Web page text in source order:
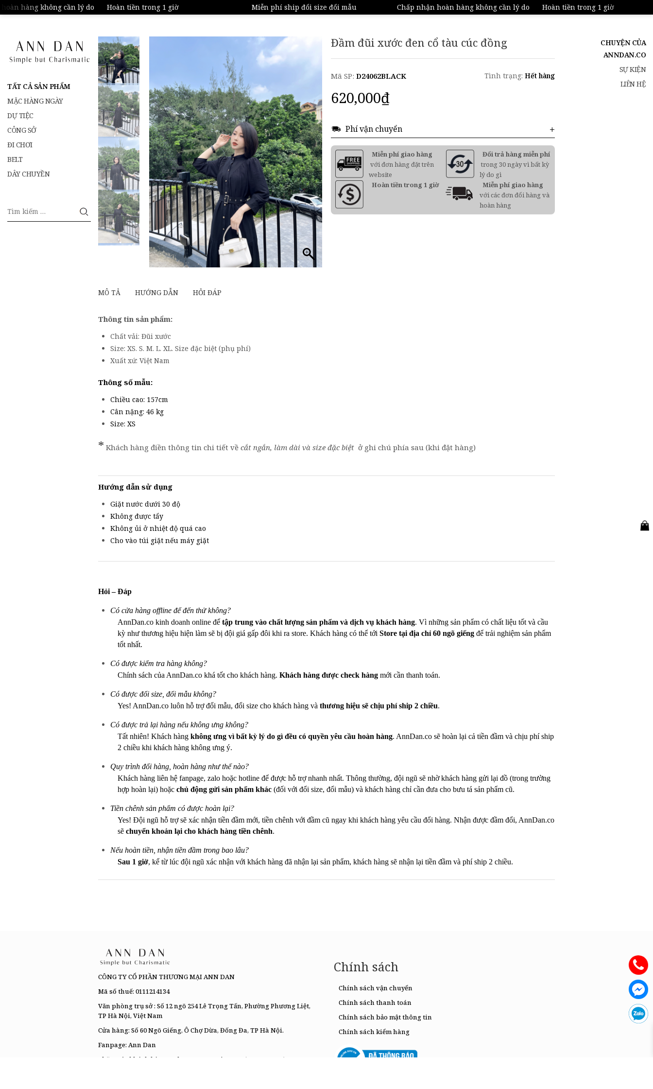
hàng không cần lý do Hoàn tiền trong 1 giờ Miễn phí ship đổi size đổi mẫu Chấp nhận hoàn hàng không cần lý do Hoàn tiền trong 1 giờ
TẤT CẢ SẢN PHẨM
MẶC HÀNG NGÀY
DỰ TIỆC
CÔNG SỞ
ĐI CHƠI
BELT
DÂY CHUYỀN
Tìm
kiếm
CHUYỆN CỦA
ANNDAN.CO
SỰ KIỆN
LIÊN HỆ
Đầm đũi xước đen cổ tàu cúc đồng
Mã SP: D24062BLACK Tình trạng: Hết hàng
620,000₫
Phí vận chuyển
Miễn phí giao hàng
với đơn hàng đặt trên
website
Đổi trả hàng miễn phí
trong 30 ngày vì bất kỳ
lý do gì
Hoàn tiền trong 1 giờ
Miễn phí giao hàng
với các đơn đổi hàng và
hoàn hàng
MÔ TẢ HƯỚNG DẪN HỎI ĐÁP
Thông tin sản phẩm:
Chất vải: Đũi xước
Size: XS. S. M. L. XL. Size đặc biệt (phụ phí)
Xuất xứ: Việt Nam
Thông số mẫu:
Chiều cao: 157cm
Cân nặng: 46 kg
Size: XS
* Khách hàng điền thông tin chi tiết về cắt ngắn, làm dài và size đặc biệtở ghi chú phía sau (khi đặt hàng)
Hướng dẫn sử dụng
Giặt nước dưới 30 độ
Không được tẩy
Không ủi ở nhiệt độ quá cao
Cho vào túi giặt nếu máy giặt
Hỏi – Đáp
Có cửa hàng offline để đến thử không?
AnnDan.co kinh doanh online để tập trung vào chất lượng sản phẩm và dịch vụ khách hàng. Vì những sản phẩm có chất liệu tốt và cầu
kỳ như thương hiệu hiện làm sẽ bị đội giá gấp đôi khi ra store. Khách hàng có thể tới Store tại địa chỉ 60 ngõ giếngđể trải nghiệm sản phẩm
tốt nhất.
Có được kiểm tra hàng không?
Chính sách của AnnDan.co khá tốt cho khách hàng. Khách hàng được check hàngmới cần thanh toán.
Có được đổi size, đổi mẫu không?
Yes! AnnDan.co luôn hỗ trợ đổi mẫu, đổi size cho khách hàng và thương hiệu sẽ chịu phí ship 2 chiều.
Có được trả lại hàng nếu không ưng không?
Tất nhiên! Khách hàng không ưng vì bất kỳ lý do gì đều có quyền yêu cầu hoàn hàng. AnnDan.co sẽ hoàn lại cả tiền đầm và chịu phí ship
2 chiều khi khách hàng không ưng ý.
Quy trình đổi hàng, hoàn hàng như thế nào?
Khách hàng liên hệ fanpage, zalo hoặc hotline để được hỗ trợ nhanh nhất. Thông thường, đội ngũ sẽ nhờ khách hàng gửi lại đồ (trong trường
hợp hoàn lại) hoặc chủ động gửi sản phẩm khác(đối với đổi size, đổi mẫu) và khách hàng chỉ cần đưa cho bưu tá sản phẩm cũ.
Tiền chênh sản phẩm có được hoàn lại?
Yes! Đội ngũ hỗ trợ sẽ xác nhận tiền đầm mới, tiền chênh với đầm cũ ngay khi khách hàng yêu cầu đổi hàng. Nhận được đầm đổi, AnnDan.co
sẽ chuyển khoản lại cho khách hàng tiền chênh.
Nếu hoàn tiền, nhận tiền đầm trong bao lâu?
Sau 1 giờ, kể từ lúc đội ngũ xác nhận với khách hàng đã nhận lại sản phẩm, khách hàng sẽ nhận lại tiền đầm và phí ship 2 chiều.
CÔNG TY CỔ PHẦN THƯƠNG MẠI ANN DAN
Mã số thuế: 0111214134
Văn phòng trụ sở : Số 12 ngõ 254 Lê Trọng Tấn, Phường Phương Liệt,
TP Hà Nội, Việt Nam
Cửa hàng: Số 60 Ngõ Giếng, Ô Chợ Dừa, Đống Đa, TP Hà Nội.
Fanpage: Ann Dan
Chăm sóc khách hàng: Tel:
0967.756.080| T2-T7 (09:00 – 17:00)
Chính sách
Chính sách vận chuyển
Chính sách thanh toán
Chính sách bảo mật thông tin
Chính sách kiểm hàng